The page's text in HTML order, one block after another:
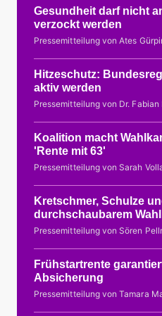
Gesundheit darf nicht
verzockt werden
Pressemitteilung von Ates
Hitzeschutz:
aktiv werden
Pressemitteilung von Dr. Fabian
Koalition macht
'Rente mit 63'
Pressemitteilung von Sarah
Kretschmer, Schulze
durchschaubarem
Pressemitteilung von Sören
Frühstartrente
Absicherung
Pressemitteilung von Tamara